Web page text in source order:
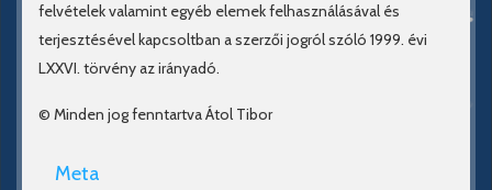
felvételek valamint egyéb elemek felhasználásával és
terjesztésével kapcsoltban a szerzői jogról szóló 1999. évi
LXXVI. törvény az irányadó.
© Minden jog fenntartva Átol Tibor
Meta